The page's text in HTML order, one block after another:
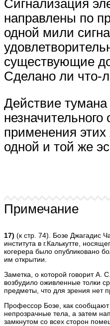
Сигнализация
направлены по
одной мили
существующие
Сделано ли что-
Действие
применения
одной и той же
Примечание
17) (к стр. 74). Бозе Джагадис
института в г.Калькутте,
когерера было опубликовано
им открытии.
Заметка, о которой говорит А.
возбудило оживленные толки
предметы, что для зрения нет
Профессор Бозе, как
непрозрачные тела, а затем
замкнутом со всех сторон